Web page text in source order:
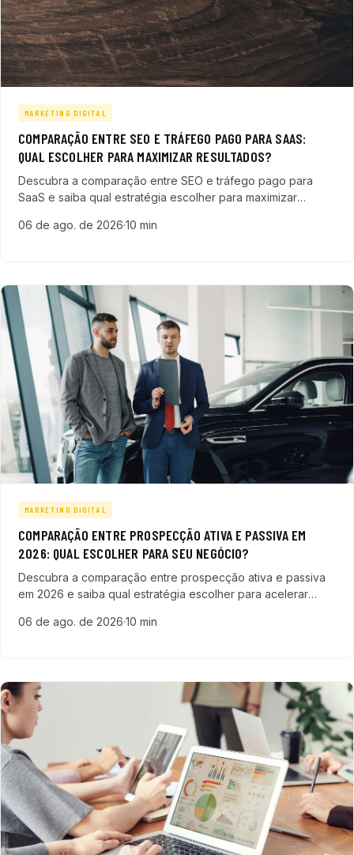
MARKETING DIGITAL
COMPARAÇÃO ENTRE SEO E TRÁFEGO PAGO PARA SAAS:
QUAL ESCOLHER PARA MAXIMIZAR RESULTADOS?
Descubra a comparação entre SEO e tráfego pago para
SaaS e saiba qual estratégia escolher para maximizar
06 de ago. de 2026·10 min
MARKETING DIGITAL
COMPARAÇÃO ENTRE PROSPECÇÃO ATIVA E PASSIVA EM
2026: QUAL ESCOLHER PARA SEU NEGÓCIO?
Descubra a comparação entre prospecção ativa e passiva
em 2026 e saiba qual estratégia escolher para acelerar
tecnologia.
06 de ago. de 2026·10 min